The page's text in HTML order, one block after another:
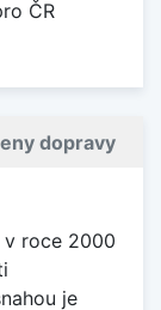
ČR
dopravy
v roce 2000
je